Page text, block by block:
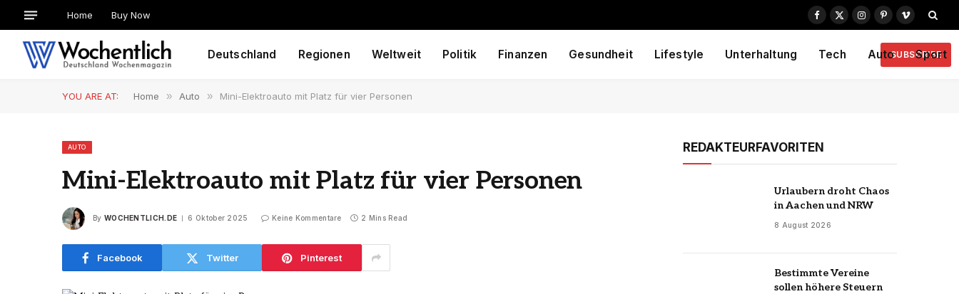
Home Buy Now
Facebook
X
Instagram
PinterestVimeo
Deutschland Regionen Weltweit Politik Finanzen Gesundheit Lifestyle Unterhaltung Tech Auto Sport
SUBSCRIBE
YOU ARE AT: Home » Auto » Mini-Elektroauto mit Platz für vier Personen
AUTO
Mini-Elektroauto mit Platz für vier Personen
By WOCHENTLICH.DE 6 Oktober 2025 Keine Kommentare 2 Mins Read
Facebook Twitter Pinterest
REDAKTEURFAVORITEN
Urlaubern droht Chaos
in Aachen und NRW
8 August 2026
Bestimmte Vereine
sollen höhere Steuern